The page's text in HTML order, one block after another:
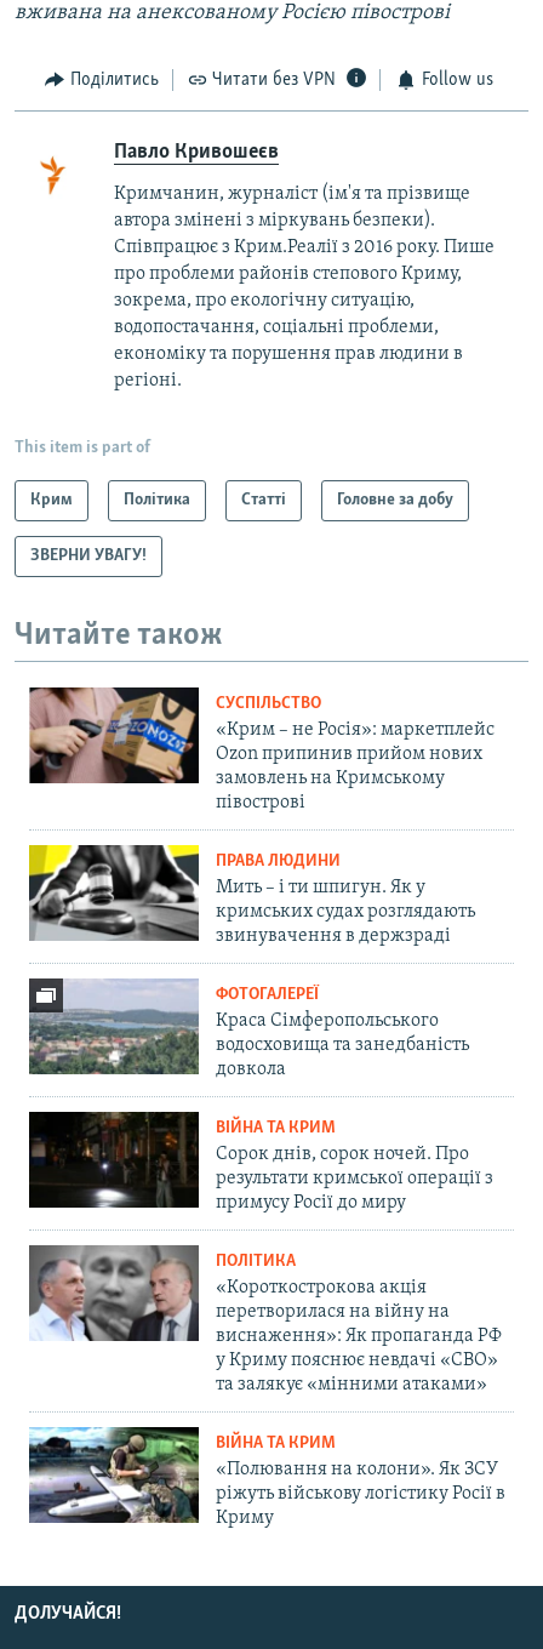
вживана на анексованому Росією півострові​
Поділитись Читати без VPN Follow us
Павло Кривошеєв
Кримчанин, журналіст (ім'я та прізвище
автора змінені з міркувань безпеки).
Співпрацює з Крим.Реалії з 2016 року. Пише
про проблеми районів степового Криму,
зокрема, про екологічну ситуацію,
водопостачання, соціальні проблеми,
економіку та порушення прав людини в
регіоні.
This item is part of
Крим Політика Статті Головне за добу
ЗВЕРНИ УВАГУ!
Читайте також
СУСПІЛЬСТВО
«Крим – не Росія»: маркетплейс
Ozon припинив прийом нових
замовлень на Кримському
півострові
ПРАВА ЛЮДИНИ
Мить – і ти шпигун. Як у
кримських судах розглядають
звинувачення в держзраді
ФОТОГАЛЕРЕЇ
Краса Сімферопольського
водосховища та занедбаність
довкола
ВІЙНА ТА КРИМ
Сорок днів, сорок ночей. Про
результати кримської операції з
примусу Росії до миру
ПОЛІТИКА
«Короткострокова акція
перетворилася на війну на
виснаження»: Як пропаганда РФ
у Криму пояснює невдачі «СВО»
та залякує «мінними атаками»
ВІЙНА ТА КРИМ
«Полювання на колони». Як ЗСУ
ріжуть військову логістику Росії в
Криму
ДОЛУЧАЙСЯ!